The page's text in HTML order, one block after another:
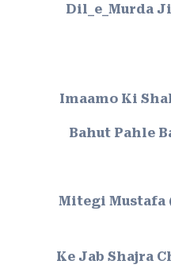
Dil_e_Murda
Imaamo Ki
Bahut Pahle
Ke Jab Shajra